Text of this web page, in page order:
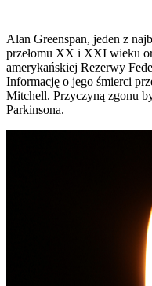
Alan Greenspan, jeden z
przełomu XX i XXI wieku
amerykańskiej Rezerwy
Informację o jego śmierci
Mitchell. Przyczyną zgonu
Parkinsona.